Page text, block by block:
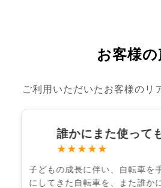
お客様の
ご利用いただいたお客様のリ
誰かにまた使って
★★★★★
子どもの成長に伴い、自転車を
にしてきた自転車を、また誰か